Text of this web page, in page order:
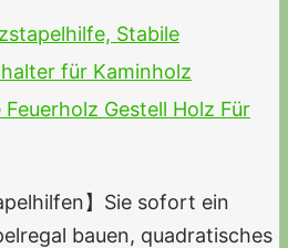
Stabile
für Kaminholz
Gestell Holz Für
】Sie sofort ein
bauen, quadratisches